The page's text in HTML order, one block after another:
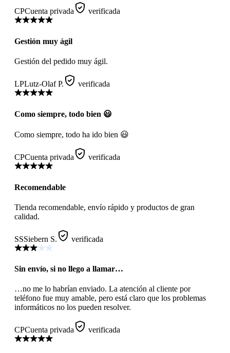
CPCuenta privada verificada
Gestión muy ágil
Gestión del pedido muy ágil.
LPLutz-Olaf P. verificada
Como siempre, todo bien 😃
Como siempre, todo ha ido bien 😃
CPCuenta privada verificada
Recomendable
Tienda recomendable, envío rápido y productos de gran
calidad.
SSSiebern S. verificada
Sin envío, si no llego a llamar…
…no me lo habrían enviado. La atención al cliente por
teléfono fue muy amable, pero está claro que los problemas
informáticos no los pueden resolver.
CPCuenta privada verificada